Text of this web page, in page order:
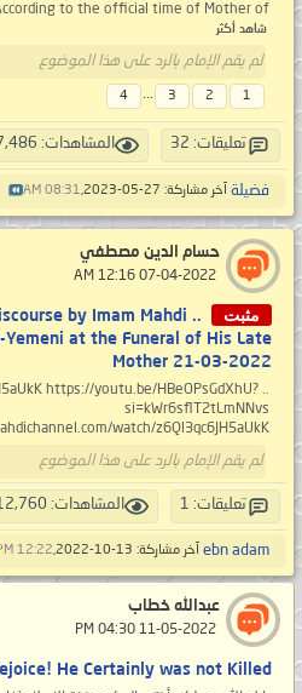
to the official time of Mother of...
شاهد أكثر
لم يقم الإمام بالرد على هذا الموضوع
1
2
3
...
4
تعليقات: 32 المشاهدات: 277,486
فضيلة آخر مشاركة: 27-05-2023, 08:31 AM
حسام الدين مصطفي
مثبت
by Imam Mahdi
Yemeni at the Funeral of His Late
Mother 21-03-2022
https://youtu.be/HBeOPsGdXhU?
si=kWr6sflT2tLmNNvs
watch/z6Ql3qc6JH5aUkK
لم يقم الإمام بالرد على هذا الموضوع
تعليقات: 1 المشاهدات: 112,760
ebn adam آخر مشاركة: 13-10-2022, 12:22 PM
عبدالله خطاب
He Certainly was not Killed